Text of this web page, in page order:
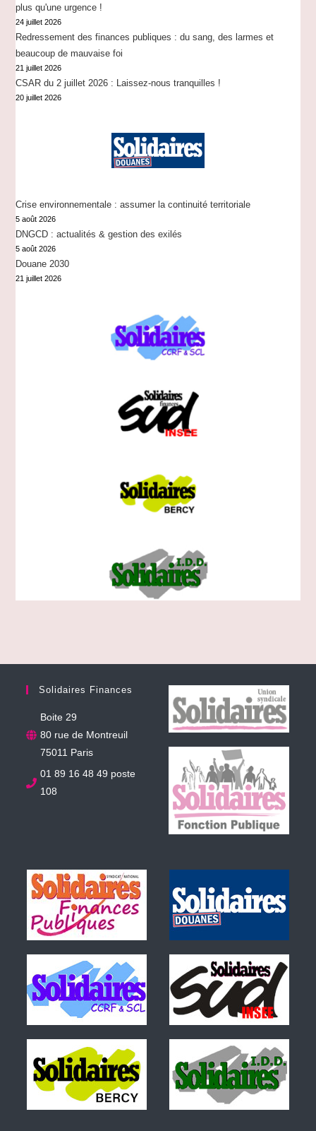
plus qu'une urgence !
24 juillet 2026
Redressement des finances publiques : du sang, des larmes et
beaucoup de mauvaise foi
21 juillet 2026
CSAR du 2 juillet 2026 : Laissez-nous tranquilles !
20 juillet 2026
Crise environnementale : assumer la continuité territoriale
5 août 2026
DNGCD : actualités & gestion des exilés
5 août 2026
Douane 2030
21 juillet 2026
Solidaires Finances
Boite 29
80 rue de Montreuil
75011 Paris
01 89 16 48 49 poste
108